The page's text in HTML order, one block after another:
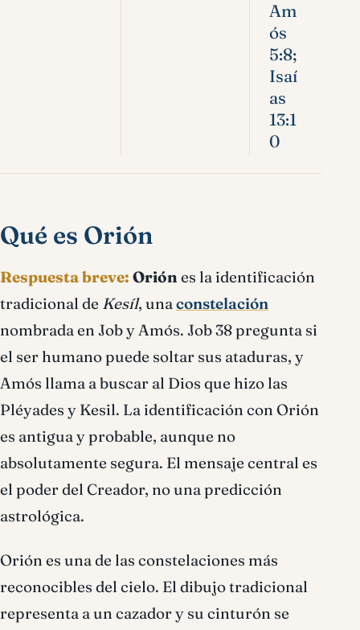
Am
ós
5:8;
Isaí
as
13:1
0
Qué es Orión
Respuesta breve: Orión es la identificación
tradicional de Kesíl, unaconstelación
nombrada en Job y Amós. Job 38 pregunta si
el ser humano puede soltar sus ataduras, y
Amós llama a buscar al Dios que hizo las
Pléyades y Kesil. La identificación con Orión
es antigua y probable, aunque no
absolutamente segura. El mensaje central es
el poder del Creador, no una predicción
astrológica.
Orión es una de las constelaciones más
reconocibles del cielo. El dibujo tradicional
representa a un cazador y su cinturón se